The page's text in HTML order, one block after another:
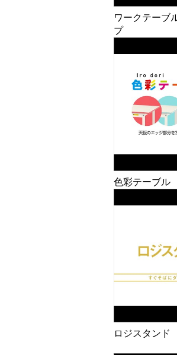
ワークテーブ
プ
色彩テーブル
ロジスタンド